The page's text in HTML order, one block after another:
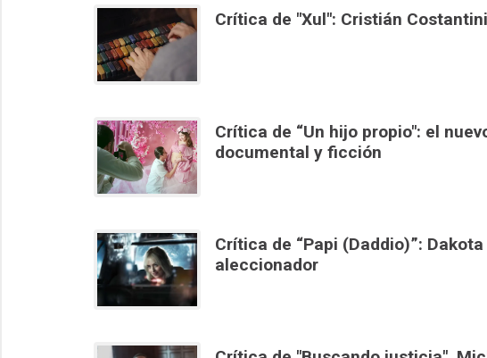
Crítica de "Xul": Cristián
Crítica de “Un hijo propio": el
documental y ficción
Crítica de “Papi (Daddio)”:
aleccionador